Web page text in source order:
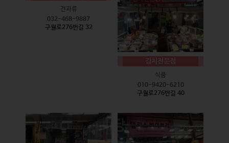
견과류
032-468-9887
구월로276번길 32
김치전문점
식품
010-9420-6210
구월로276번길 40